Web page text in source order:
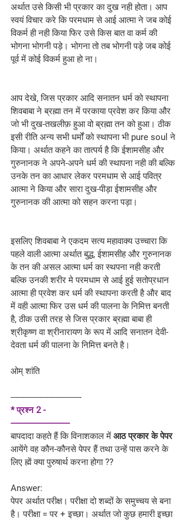
अर्थात उसे किसी भी प्रकार का दुख नही होता। आप
स्वयं विचार करे कि परमधाम से आई आत्मा ने जब कोई
विकर्म ही नही किया फिर उसे किस बात वा कर्म की
भोगना भोगनी पड़े। भोगना तो तब भोगनी पड़े जब कोई
पूर्व में कोई विकर्म हुआ हो ना।
आप देखे, जिस प्रकार आदि सनातन धर्म को स्थापना
शिवबाबा ने ब्रह्मा तन में परकाया प्रवेश कर किया और
जो भी दुख-तखलीफ़ हुआ वो ब्रह्मा तन को हुआ। ठीक
इसी रीति अन्य सभी धर्मों को स्थापना भी pure soul ने
किया। अर्थात कहने का तात्पर्य है कि ईशामसीह और
गुरुनानक ने अपने-अपने धर्म की स्थापना नही की बल्कि
उनके तन का आधार लेकर परमधाम से आई पवित्र
आत्मा ने किया और सारा दुख-पीड़ा ईशामसीह और
गुरुनानक की आत्मा को सहन करना पड़ा।
इसलिए शिवबाबा ने एकदम सत्य महावाक्य उच्चारा कि
पहले वाली आत्मा अर्थात बुद्ध, ईशामसीह और गुरुनानक
के तन की असल आत्मा धर्म का स्थपना नही करती
बल्कि उनकी शरीर मे परमधाम से आई हुई सतोप्रधान
आत्मा ही प्रवेश कर धर्म की स्थापना करती है और बाद
में वही आत्मा फिर उस धर्म की पालना के निमित्त बनती
है, ठीक उसी तरह से जिस प्रकार ब्रह्मा बाबा ही
श्रीकृष्ण वा श्रीनारायण के रूप में आदि सनातन देवी-
देवता धर्म की पालना के निमित्त बनते है।
ओम् शांति
------------------------------
* प्रश्न 2 -
-------------------------
बापदादा कहते हैं कि विनाशकाल में आठ प्रकार के पेपर
आयेंगे वह कौन-कौनसे पेपर हैं तथा उन्हें पास करने के
लिए ह्में क्या पुरुषार्थ करना होगा ??
Answer:
पेपर अर्थात परीक्ष। परीक्षा दो शब्दों के समुच्चय से बना
है। परीक्षा = पर + इच्छा। अर्थात जो कुछ हमारी इच्छा